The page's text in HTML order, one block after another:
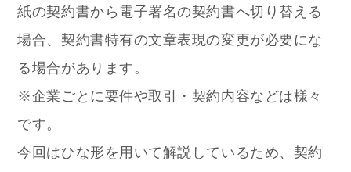
紙の契約書から電子署名の契約書へ切り替える
場合、契約書特有の文章表現の変更が必要にな
る場合があります。
※企業ごとに要件や取引・契約内容などは様々
です。
今回はひな形を用いて解説しているため、契約